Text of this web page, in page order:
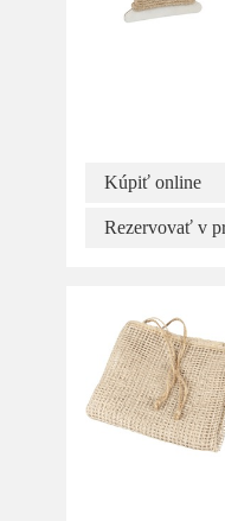
Kúpiť online
Rezervovať v